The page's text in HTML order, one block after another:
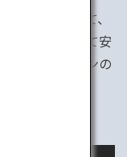
充実していて、
宿泊費を抑えて安
のビジネスマンの